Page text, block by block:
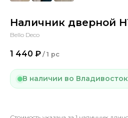
Наличник дверной
Bello Deco
1 440 ₽ / 1 pc
В наличии во